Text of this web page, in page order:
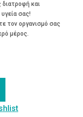
και
σας!
τον οργανισμό σας
μέρος.